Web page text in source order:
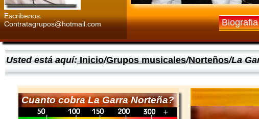
Escribenos:
Contratagrupos@hotmail.com
Biografia
Usted está aquí:Inicio/Grupos musicales/Norteños/La
Cuanto cobra La Garra Norteña?